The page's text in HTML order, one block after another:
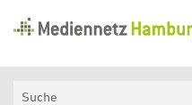
Hamburg
Aktuelles